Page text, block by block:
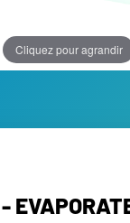
Cliquez pour agrandir